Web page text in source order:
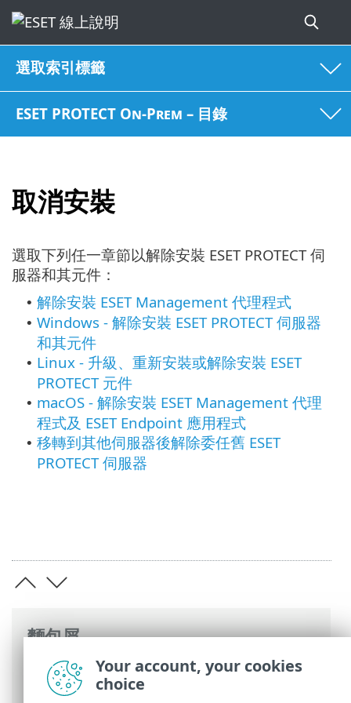
選取索引標籤
ESET PROTECT On-Prem – 目錄
取消安裝
麵包屑
ESET 線上說明>ESET PROTECT On-Prem
取消安裝
選取下列任一章節以解除安裝 ESET PROTECT 伺
服器和其元件：
• 解除安裝 ESET Management 代理程式
• Windows - 解除安裝 ESET PROTECT 伺服器
和其元件
• Linux - 升級、重新安裝或解除安裝 ESET
PROTECT 元件
• macOS - 解除安裝 ESET Management 代理
程式及 ESET Endpoint 應用程式
• 移轉到其他伺服器後解除委任舊 ESET
PROTECT 伺服器
Your account, your cookies
choice